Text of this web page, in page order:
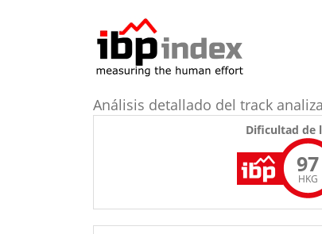
Análisis detallado del track
Dificultad de
97
HKG